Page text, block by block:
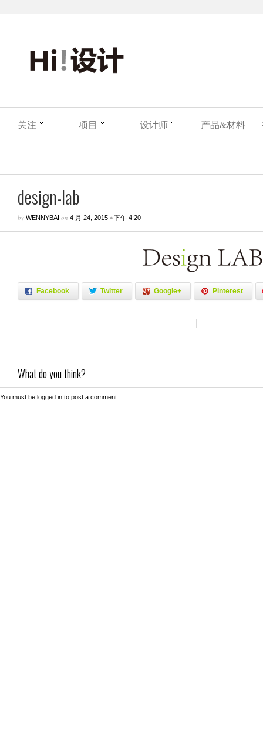
关注 项目 设计师 产品&材料
design-lab
by WENNYBAI on 4 月 24, 2015 •下午 4:20
Facebook Twitter Google+ Pinterest
What do you think?
You must be logged in to post a comment.